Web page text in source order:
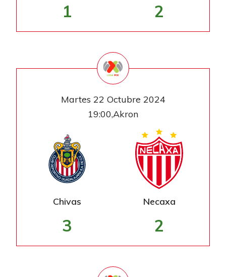
1 2
Martes 22 Octubre 2024
19:00,Akron
Chivas
3
Necaxa
2